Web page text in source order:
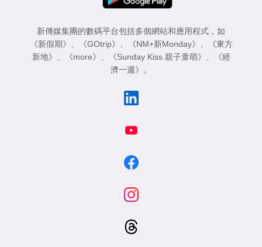
新傳媒集團的數碼平台包括多個網站和應用程式，如
《新假期》
《GOtrip》 《NM+新Monday》
《東方
新地》
《more》 《Sunday Kiss 親子童萌》
《經
濟一週》
。